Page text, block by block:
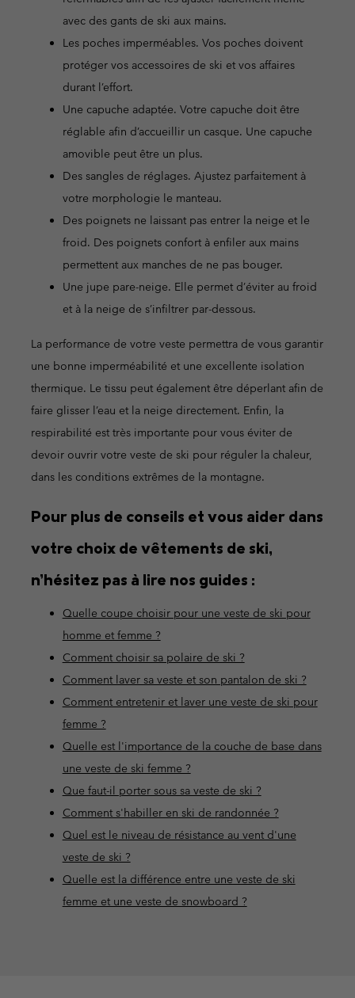
avec des gants de ski aux mains.
Les poches imperméables. Vos poches doivent
protéger vos accessoires de ski et vos affaires
durant l’effort.
Une capuche adaptée. Votre capuche doit être
réglable afin d’accueillir un casque. Une capuche
amovible peut être un plus.
Des sangles de réglages. Ajustez parfaitement à
votre morphologie le manteau.
Des poignets ne laissant pas entrer la neige et le
froid. Des poignets confort à enfiler aux mains
permettent aux manches de ne pas bouger.
Une jupe pare-neige. Elle permet d’éviter au froid
et à la neige de s’infiltrer par-dessous.
La performance de votre veste permettra de vous garantir
une bonne imperméabilité et une excellente isolation
thermique. Le tissu peut également être déperlant afin de
faire glisser l’eau et la neige directement. Enfin, la
respirabilité est très importante pour vous éviter de
devoir ouvrir votre veste de ski pour réguler la chaleur,
dans les conditions extrêmes de la montagne.
Pour plus de conseils et vous aider dans
votre choix de vêtements de ski,
n’hésitez pas à lire nos guides :
Quelle coupe choisir pour une veste de ski pour
homme et femme ?
Comment choisir sa polaire de ski ?
Comment laver sa veste et son pantalon de ski ?
Comment entretenir et laver une veste de ski pour
femme ?
Quelle est l'importance de la couche de base dans
une veste de ski femme ?
Que faut-il porter sous sa veste de ski ?
Comment s'habiller en ski de randonnée ?
Quel est le niveau de résistance au vent d'une
veste de ski ?
Quelle est la différence entre une veste de ski
femme et une veste de snowboard ?